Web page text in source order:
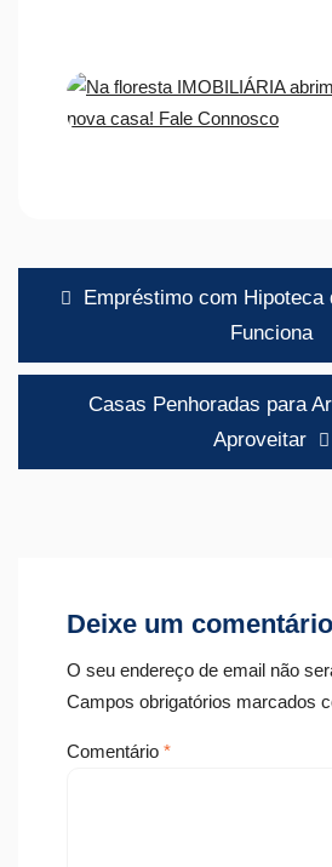
Navegação
artigos
Empréstimo com Hipoteca
Funciona
Casas Penhoradas para
Aproveitar
Deixe um comentário
O seu endereço de email não
Campos obrigatórios marcados
Comentário *